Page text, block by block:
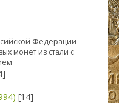
Федерации
монет из стали с
[14]